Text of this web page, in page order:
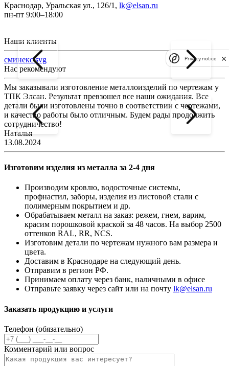
Краснодар, Уральская ул., 126/1, lk@elsan.ru
пн-пт 9:00–18:00
Наши клиенты
сминекс.svg
Нас рекомендуют
Мы заказывали изготовление металлоизделий по чертежам у
ТПК Элсан. Результат превзошел все наши ожидания. Все
детали были изготовлены точно в соответствии с чертежами,
и качество работы было отличным. Будем рады продолжить
сотрудничество!
Наталья
13.08.2024
Изготовим изделия из металла за 2-4 дня
Производим кровлю, водосточные системы,
профнастил, заборы, изделия из листовой стали с
полимерным покрытием и др.
Обрабатываем металл на заказ: режем, гнем, варим,
красим порошковой краской за 48 часов. На выбор 2500
оттенков RAL, RR, NCS.
Изготовим детали по чертежам нужного вам размера и
цвета.
Доставим в Краснодаре на следующий день.
Отправим в регион РФ.
Принимаем оплату через банк, наличными в офисе
Отправьте заявку через сайт или на почту lk@elsan.ru
Заказать продукцию и услуги
Телефон (обязательно)
Комментарий или вопрос
Privacy notice